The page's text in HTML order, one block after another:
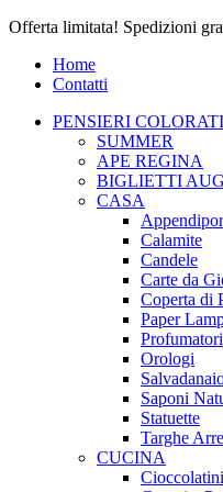
Offerta limitata! Spedizioni
Home
Contatti
PENSIERI COLORATI
SUMMER
APE REGINA
BIGLIETTI
CASA
Calamite
Candele
Carte da
Coperta di
Paper
Profumatori
Orologi
Saponi
Statuette
Targhe
CUCINA
Cioccolatini